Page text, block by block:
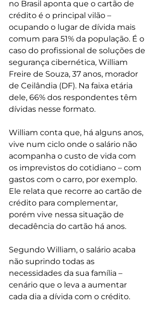
no Brasil aponta que o cartão de
crédito é o principal vilão –
ocupando o lugar de dívida mais
comum para 51% da população. É o
caso do profissional de soluções de
segurança cibernética, William
Freire de Souza, 37 anos, morador
de Ceilândia (DF). Na faixa etária
dele, 66% dos respondentes têm
dívidas nesse formato.
William conta que, há alguns anos,
vive num ciclo onde o salário não
acompanha o custo de vida com
os imprevistos do cotidiano – com
gastos com o carro, por exemplo.
Ele relata que recorre ao cartão de
crédito para complementar,
porém vive nessa situação de
decadência do cartão há anos.
Segundo William, o salário acaba
não suprindo todas as
necessidades da sua família –
cenário que o leva a aumentar
cada dia a dívida com o crédito.